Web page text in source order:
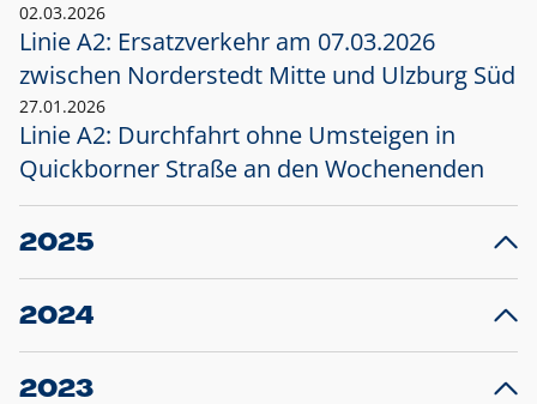
02.03.2026
Linie A2: Ersatzverkehr am 07.03.2026
zwischen Norderstedt Mitte und Ulzburg Süd
27.01.2026
Linie A2: Durchfahrt ohne Umsteigen in
Quickborner Straße an den Wochenenden
2025
23.12.2025
Projekt S5: Start der Bauarbeiten am
2024
10.12.2024
Großprojekt S5: Sperrung der Bahnstraße in
2023